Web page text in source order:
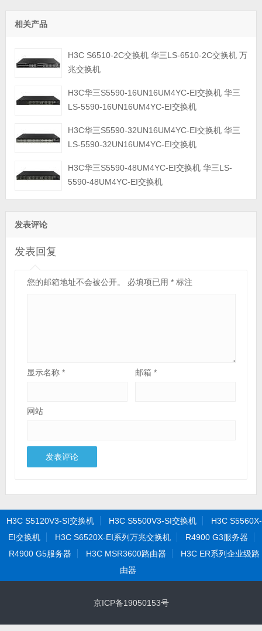
相关产品
H3C S6510-2C交换机 华三LS-6510-2C交换机 万
兆交换机
H3C华三S5590-16UN16UM4YC-EI交换机 华三
LS-5590-16UN16UM4YC-EI交换机
H3C华三S5590-32UN16UM4YC-EI交换机 华三
LS-5590-32UN16UM4YC-EI交换机
H3C华三S5590-48UM4YC-EI交换机 华三LS-
5590-48UM4YC-EI交换机
发表评论
发表回复
您的邮箱地址不会被公开。 必填项已用 *标注
显示名称 * 邮箱*
网站
H3C S5120V3-SI交换机 H3C S5500V3-SI交换机
H3C S5560X-
EI交换机
H3C S6520X-EI系列万兆交换机
R4900 G3服务器
R4900 G5服务器
H3C MSR3600路由器
H3C ER系列企业级路
由器
京ICP备19050153号